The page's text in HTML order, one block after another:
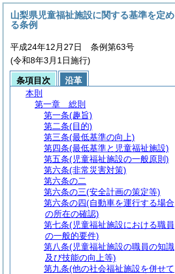
山梨県児童福祉施設に関する基準を定め
る条例
平成24年12月27日 条例第63号
(令和8年3月1日施行)
条項目次
沿革
本則
第一章
総則
第一条(趣旨)
第二条(目的)
第三条(最低基準の向上)
第四条(最低基準と児童福祉施設)
第五条(児童福祉施設の一般原則)
第六条(非常災害対策)
第六条の二
第六条の三(安全計画の策定等)
第六条の四(自動車を運行する場合
の所在の確認)
第七条(児童福祉施設における職員
の一般的要件)
第八条(児童福祉施設の職員の知識
及び技能の向上等)
第九条(他の社会福祉施設を併せて